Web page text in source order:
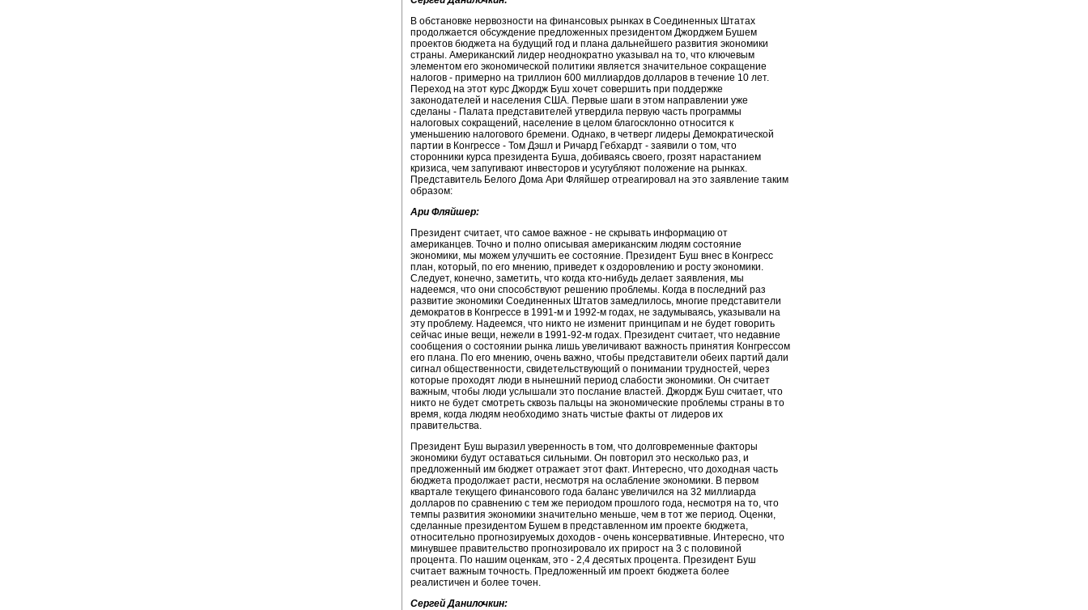
В обстановке нервозности на финансовых рынках в Соединенных Штатах
продолжается обсуждение предложенных президентом Джорджем Бушем
проектов бюджета на будущий год и плана дальнейшего развития экономики
страны. Американский лидер неоднократно указывал на то, что ключевым
элементом его экономической политики является значительное сокращение
налогов - примерно на триллион 600 миллиардов долларов в течение 10 лет.
Переход на этот курс Джордж Буш хочет совершить при поддержке
законодателей и населения США. Первые шаги в этом направлении уже
сделаны - Палата представителей утвердила первую часть программы
налоговых сокращений, население в целом благосклонно относится к
уменьшению налогового бремени. Однако, в четверг лидеры Демократической
партии в Конгрессе - Том Дэшл и Ричард Гебхардт - заявили о том, что
сторонники курса президента Буша, добиваясь своего, грозят нарастанием
кризиса, чем запугивают инвесторов и усугубляют положение на рынках.
Представитель Белого Дома Ари Фляйшер отреагировал на это заявление таким
образом:
Ари Фляйшер:
Президент считает, что самое важное - не скрывать информацию от
американцев. Точно и полно описывая американским людям состояние
экономики, мы можем улучшить ее состояние. Президент Буш внес в Конгресс
план, который, по его мнению, приведет к оздоровлению и росту экономики.
Следует, конечно, заметить, что когда кто-нибудь делает заявления, мы
надеемся, что они способствуют решению проблемы. Когда в последний раз
развитие экономики Соединенных Штатов замедлилось, многие представители
демократов в Конгрессе в 1991-м и 1992-м годах, не задумываясь, указывали на
эту проблему. Надеемся, что никто не изменит принципам и не будет говорить
сейчас иные вещи, нежели в 1991-92-м годах. Президент считает, что недавние
сообщения о состоянии рынка лишь увеличивают важность принятия Конгрессом
его плана. По его мнению, очень важно, чтобы представители обеих партий дали
сигнал общественности, свидетельствующий о понимании трудностей, через
которые проходят люди в нынешний период слабости экономики. Он считает
важным, чтобы люди услышали это послание властей. Джордж Буш считает, что
никто не будет смотреть сквозь пальцы на экономические проблемы страны в то
время, когда людям необходимо знать чистые факты от лидеров их
правительства.
Президент Буш выразил уверенность в том, что долговременные факторы
экономики будут оставаться сильными. Он повторил это несколько раз, и
предложенный им бюджет отражает этот факт. Интересно, что доходная часть
бюджета продолжает расти, несмотря на ослабление экономики. В первом
квартале текущего финансового года баланс увеличился на 32 миллиарда
долларов по сравнению с тем же периодом прошлого года, несмотря на то, что
темпы развития экономики значительно меньше, чем в тот же период. Оценки,
сделанные президентом Бушем в представленном им проекте бюджета,
относительно прогнозируемых доходов - очень консервативные. Интересно, что
минувшее правительство прогнозировало их прирост на 3 с половиной
процента. По нашим оценкам, это - 2,4 десятых процента. Президент Буш
считает важным точность. Предложенный им проект бюджета более
реалистичен и более точен.
Сергей Данилочкин: